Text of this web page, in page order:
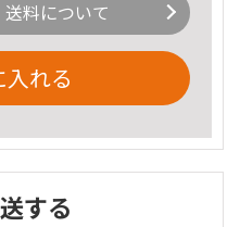
料について
れる
する